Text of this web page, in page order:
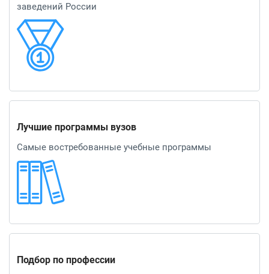
заведений России
Лучшие программы вузов
Самые востребованные учебные программы
Подбор по профессии